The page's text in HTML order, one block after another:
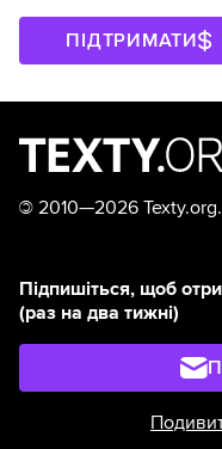
ПІДТРИМАТИ
© 2010—2026
Підпишіться, щоб
(раз на два тижні)